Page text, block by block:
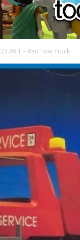
– Red Tow Truck